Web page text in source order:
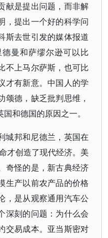
献是提出问题，而非解
，提出一个好的科学问
斯去世引发的媒体报道
曼和萨缪尔逊可以比
不上马尔萨斯，也可比
才有新意。中国人的学
颂德，缺乏批判思维，
和德国的原因之一。
城邦和尼德兰，英国在
才创造了现代经济。美
奇怪的是，新古典经济
生产以前农产品的价格
，是从观察通用汽车公
深刻的问题：为什么会
交易成本。亚当斯密对